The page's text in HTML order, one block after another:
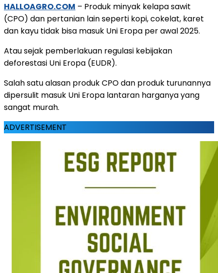
HALLOAGRO.COM – Produk minyak kelapa sawit
(CPO) dan pertanian lain seperti kopi, cokelat, karet
dan kayu tidak bisa masuk Uni Eropa per awal 2025.
Atau sejak pemberlakuan regulasi kebijakan
deforestasi Uni Eropa (EUDR).
Salah satu alasan produk CPO dan produk turunannya
dipersulit masuk Uni Eropa lantaran harganya yang
sangat murah.
ADVERTISEMENT